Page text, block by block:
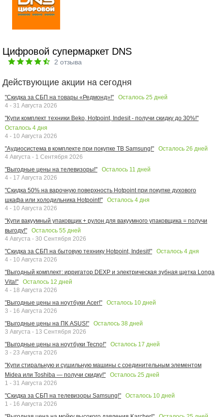
Цифровой супермаркет DNS
2 отзыва
Действующие акции на сегодня
"Скидка за СБП на товары «Редмонд»!" Осталось 25 дней
4 - 31 Августа 2026
"Купи комплект техники Beko, Hotpoint, Indesit - получи скидку до 30%!"
Осталось 4 дня
4 - 10 Августа 2026
"Аудиосистема в комплекте при покупке ТВ Samsung!"
Осталось 26 дней
4 Августа - 1 Сентября 2026
"Выгодные цены на телевизоры!"
Осталось 11 дней
4 - 17 Августа 2026
"Скидка 50% на варочную поверхность Hotpoint при покупке духового
шкафа или холодильника Hotpoint!"
Осталось 4 дня
4 - 10 Августа 2026
"Купи вакуумный упаковщик + рулон для вакуумного упаковщика = получи
выгоду!"
Осталось 55 дней
4 Августа - 30 Сентября 2026
"Скидка за СБП на бытовую технику Hotpoint, Indesit!"
Осталось 4 дня
4 - 10 Августа 2026
"Выгодный комплект: ирригатор DEXP и электрическая зубная щетка Longa
Vita!"
Осталось 12 дней
4 - 18 Августа 2026
"Выгодные цены на ноутбуки Acer!"
Осталось 10 дней
3 - 16 Августа 2026
"Выгодные цены на ПК ASUS!"
Осталось 38 дней
3 Августа - 13 Сентября 2026
"Выгодные цены на ноутбуки Tecno!"
Осталось 17 дней
3 - 23 Августа 2026
"Купи стиральную и сушильную машины с соединительным элементом
Midea или Toshiba — получи скидку!"
Осталось 25 дней
1 - 31 Августа 2026
"Скидка за СБП на телевизоры Samsung!"
Осталось 10 дней
1 - 16 Августа 2026